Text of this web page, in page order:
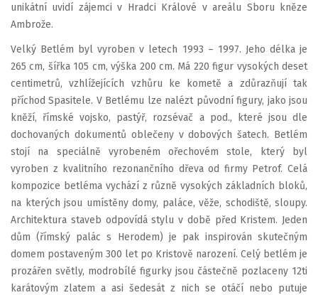
unikátní uvidí zájemci v Hradci Králové v areálu Sboru kněze
Ambrože.
Velký Betlém byl vyroben v letech 1993 – 1997. Jeho délka je
265 cm, šířka 105 cm, výška 200 cm. Má 220 figur vysokých deset
centimetrů, vzhlížejících vzhůru ke kometě a zdůrazňují tak
příchod Spasitele. V Betlému lze nalézt původní figury, jako jsou
kněží, římské vojsko, pastýř, rozsévač a pod., které jsou dle
dochovaných dokumentů oblečeny v dobových šatech. Betlém
stojí na speciálně vyrobeném ořechovém stole, který byl
vyroben z kvalitního rezonančního dřeva od firmy Petrof. Celá
kompozice betléma vychází z různě vysokých základních bloků,
na kterých jsou umístěny domy, paláce, věže, schodiště, sloupy.
Architektura staveb odpovídá stylu v době před Kristem. Jeden
dům (římský palác s Herodem) je pak inspirován skutečným
domem postaveným 300 let po Kristově narození. Celý betlém je
prozářen světly, modrobílé figurky jsou částečně pozlaceny 12ti
karátovým zlatem a asi šedesát z nich se otáčí nebo putuje